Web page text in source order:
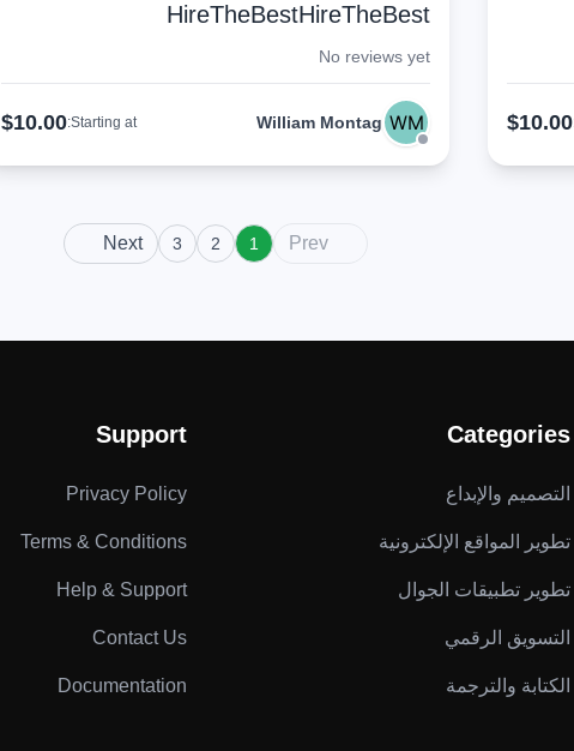
$10.00
HireTheBestHireTheBest
No reviews yet
William Montag
Starting at:
$10.00
Prev
1
2
3
Next
Categories
التصميم والإبداع
تطوير المواقع الإلكترونية
تطوير تطبيقات الجوال
التسويق الرقمي
الكتابة والترجمة
Support
Privacy Policy
Terms & Conditions
Help & Support
Contact Us
Documentation